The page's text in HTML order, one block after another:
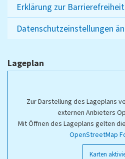
Erklärung zur Barrierefreiheit
Datenschutzeinstellungen
Lageplan
Zur Darstellung des Lageplans
externen Anbieters
Mit Öffnen des Lageplans gelten die
OpenStreetMap
Karten